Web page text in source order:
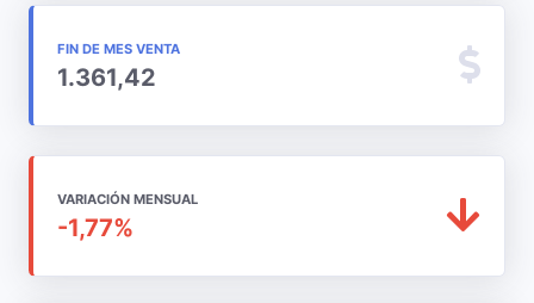
FIN DE MES VENTA
1.361,42
VARIACIÓN MENSUAL
-1,77%